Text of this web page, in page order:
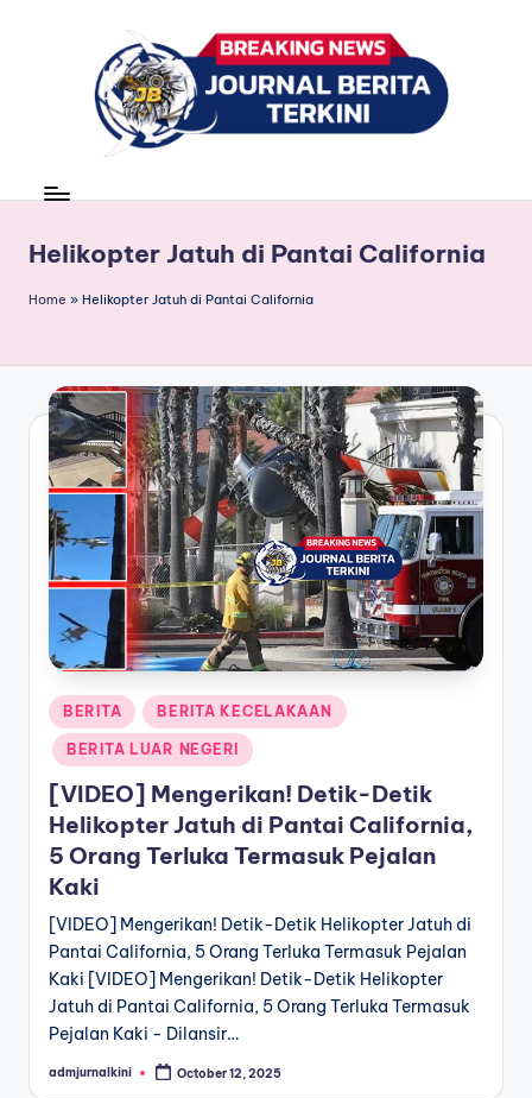
r
n
l
B
e
ri
t
a
T
e
k
n
news
Helikopter Jatuh di Pantai California
Home » Helikopter Jatuh di Pantai California
Posted
in
BERITA BERITA KECELAKAAN
BERITA LUAR NEGERI
[VIDEO] Mengerikan! Detik-Detik
Helikopter Jatuh di Pantai California,
5 Orang Terluka Termasuk Pejalan
Kaki
[VIDEO] Mengerikan! Detik-Detik Helikopter Jatuh di
Pantai California, 5 Orang Terluka Termasuk Pejalan
Kaki [VIDEO] Mengerikan! Detik-Detik Helikopter
Jatuh di Pantai California, 5 Orang Terluka Termasuk
Pejalan Kaki - Dilansir…
Posted
admjurnalkini October 12, 2025